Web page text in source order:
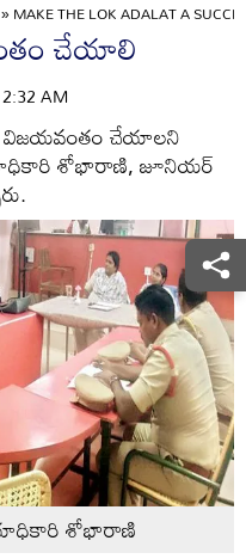
»MAKE THE LOK ADALAT A
చేయాలి
AM
చేయాలని
శోభారాణి, జూనియర్‌
శోభారాణి